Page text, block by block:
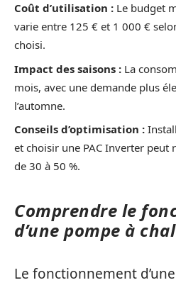
Coût d’utilisation : Le budget
varie entre 125 € et 1 000 €
choisi.
Impact des saisons : La
mois, avec une demande plus
l’automne.
Conseils d’optimisation :
et choisir une PAC Inverter peut
de 30 à 50 %.
Comprendre le
d’une pompe à
Le fonctionnement